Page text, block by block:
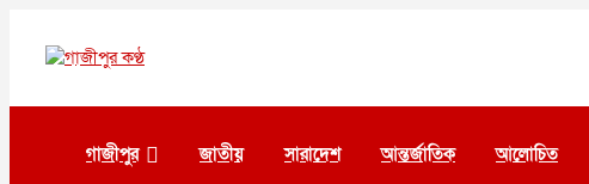
contentগাজীপুর কণ্ঠ
গাজীপুর জাতীয় সারাদেশ আন্তর্জাতিক আলোচিত